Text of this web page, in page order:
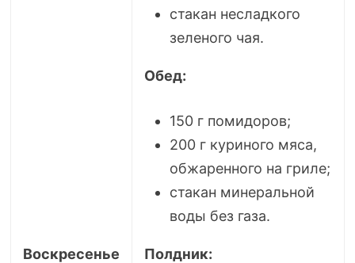
Воскресенье
стакан несладкого
зеленого чая.
Обед:
150 г помидоров;
200 г куриного мяса,
обжаренного на гриле;
стакан минеральной
воды без газа.
Полдник: